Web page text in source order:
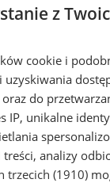
i
z
cookie i
do
IP, unikalne
analizy
trzecich (1910)